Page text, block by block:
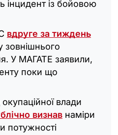
інцидент із бойовою
вдруге за тиждень
зовнішнього
У МАГАТЕ заявили,
поки що
влади
визнав наміри
потужності